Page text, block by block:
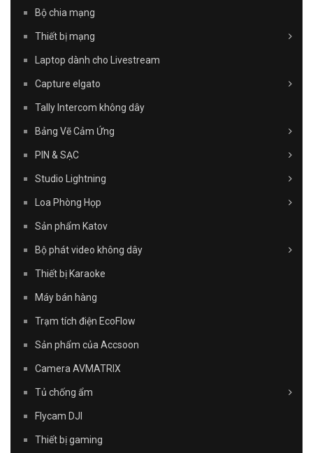
Bộ chia mạng
Thiết bị mạng
Laptop dành cho Livestream
Capture elgato
Tally Intercom không dây
Bảng Vẽ Cảm Ứng
PIN & SẠC
Studio Lightning
Loa Phòng Họp
Sản phẩm Katov
Bộ phát video không dây
Thiết bị Karaoke
Máy bán hàng
Trạm tích điện EcoFlow
Sản phẩm của Accsoon
Camera AVMATRIX
Tủ chống ẩm
Flycam DJI
Thiết bị gaming